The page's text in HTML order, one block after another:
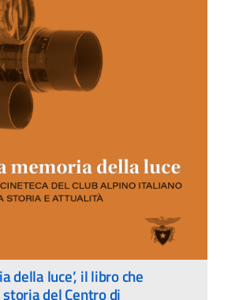
della luce’, il libro che
del Centro di